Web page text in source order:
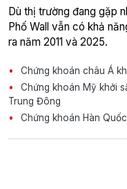
Dù thị trường đang gặp
Phố Wall vẫn có khả
ra năm 2011 và 2025.
Chứng khoán châu Á
Chứng khoán Mỹ khởi
Trung Đông
Chứng khoán Hàn